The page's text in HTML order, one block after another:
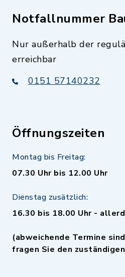
Notfallnummer
Nur außerhalb der
erreichbar
0151 57140232
Öffnungszeiten
Montag bis Freitag:
07.30 Uhr bis 12.00 Uhr
Dienstag zusätzlich:
16.30 bis 18.00 Uhr -
(abweichende Termine
fragen Sie den